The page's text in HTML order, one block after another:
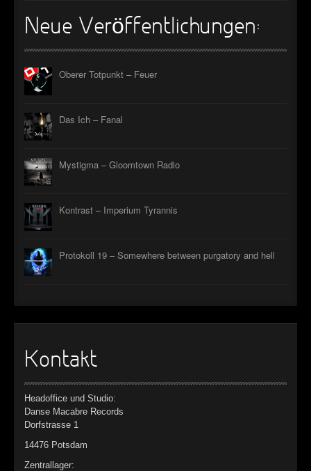
►
►
►
Neue Veröffentlichungen:
Oberer Totpunkt – Feuer
Das Ich – Fanal
Mystigma – Gloomtown Radio
Kontrast – Imperium Tyrannis
Protokoll 19 – Somewhere between purgatory and hell
Kontakt
Headoffice und Studio:
Danse Macabre Records
Dorfstrasse 1
14476 Potsdam
Zentrallager: